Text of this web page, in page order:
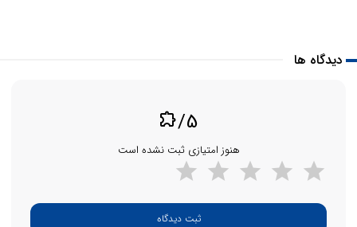
دیدگاه ها
extension/5
هنوز امتیازی ثبت نشده است
ثبت دیدگاه